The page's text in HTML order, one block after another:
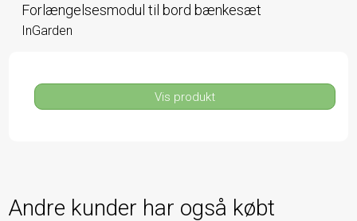
Forlængelsesmodul til bord bænkesæt
InGarden
Vis produkt
Andre kunder har også købt